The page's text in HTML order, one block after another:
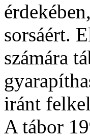
sorsáért.
számára
iránt
A tábor